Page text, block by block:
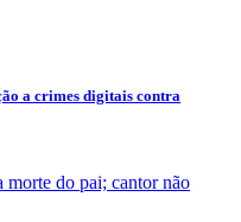
a crimes digitais contra